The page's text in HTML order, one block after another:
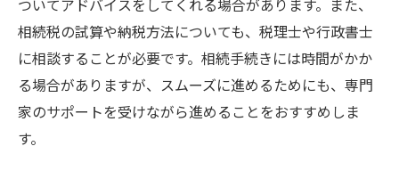
ついてアドバイスをしてくれる場合があります。また、
相続税の試算や納税方法についても、税理士や行政書士
に相談することが必要です。相続手続きには時間がかか
る場合がありますが、スムーズに進めるためにも、専門
家のサポートを受けながら進めることをおすすめしま
す。